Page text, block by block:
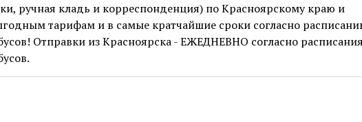
ручная кладь и корреспонденция) по Красноярскому краю и
тарифам и в самые кратчайшие сроки согласно
Отправки из Красноярска - ЕЖЕДНЕВНО согласно расписания